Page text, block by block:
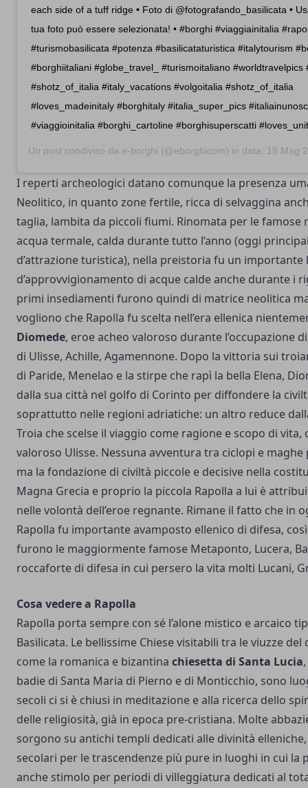
each side of a tuff ridge • Foto di @fotografando_basilicata •
tua foto può essere selezionata! • #borghi #viaggiainitalia
#turismobasilicata #potenza #basilicataturistica #italytourism
#borghiitaliani #globe_travel_ #turismoitaliano #worldtravelpics
#shotz_of_italia #italy_vacations #volgoitalia #shotz_of_italia
#loves_madeinitaly #borghitaly #italia_super_pics
#viaggioinitalia #borghi_cartoline #borghisuperscatti
Un post condiviso da e-borghi (@eborghicom) in data: 19 Mag
I reperti archeologici datano comunque la presenza
Neolitico, in quanto zone fertile, ricca di selvaggina
taglia, lambita da piccoli fiumi. Rinomata per le famose
acqua termale, calda durante tutto l’anno (oggi
d’attrazione turistica), nella preistoria fu un importante
d’approvvigionamento di acque calde anche durante i
primi insediamenti furono quindi di matrice neolitica
vogliono che Rapolla fu scelta nell’era ellenica
Diomede, eroe acheo valoroso durante l’occupazione
di Ulisse, Achille, Agamennone. Dopo la vittoria sui
di Paride, Menelao e la stirpe che rapì la bella Elena,
dalla sua città nel golfo di Corinto per diffondere la
soprattutto nelle regioni adriatiche: un altro reduce
Troia che scelse il viaggio come ragione e scopo di vita,
valoroso Ulisse. Nessuna avventura tra ciclopi e maghe
ma la fondazione di civiltà piccole e decisive nella
Magna Grecia e proprio la piccola Rapolla a lui è
nelle volontà dell’eroe regnante. Rimane il fatto che in
Rapolla fu importante avamposto ellenico di difesa,
furono le maggiormente famose Metaponto, Lucera,
roccaforte di difesa in cui persero la vita molti Lucani,
Cosa vedere a Rapolla
Rapolla porta sempre con sé l’alone mistico e arcaico
Basilicata. Le bellissime Chiese visitabili tra le viuzze
come la romanica e bizantina chiesetta di Santa Lucia
badie di Santa Maria di Pierno e di Monticchio, sono
secoli ci si è chiusi in meditazione e alla ricerca dello
delle religiosità, già in epoca pre-cristiana. Molte
sorgono su antichi templi dedicati alle divinità
secolari per le trascendenze più pure in luoghi in cui la
anche stimolo per periodi di villeggiatura dedicati al